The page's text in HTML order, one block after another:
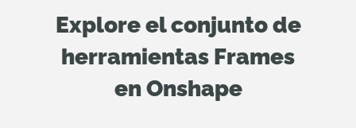
Explore el conjunto de
herramientas Frames
en Onshape